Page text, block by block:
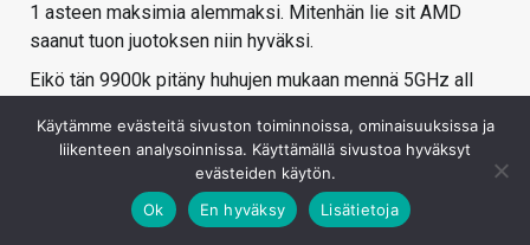
1 asteen maksimia alemmaksi. Mitenhän lie sit AMD
saanut tuon juotoksen niin hyväksi.
Eikö tän 9900k pitäny huhujen mukaan mennä 5GHz all
Kirjaudu sisään vastataksesi
Käytämme evästeitä sivuston toiminnoissa, ominaisuuksissa ja
liikenteen analysoinnissa. Käyttämällä sivustoa hyväksyt
evästeiden käytön.
Ok
En hyväksy Lisätietoja